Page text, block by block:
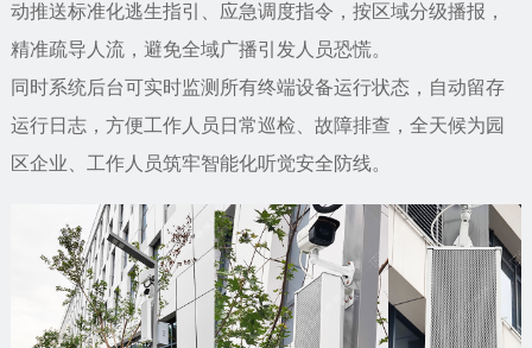
动推送标准化逃生指引、应急调度指令，按区域分级播报，
精准疏导人流，避免全域广播引发人员恐慌。
同时系统后台可实时监测所有终端设备运行状态，自动留存
运行日志，方便工作人员日常巡检、故障排查，全天候为园
区企业、工作人员筑牢智能化听觉安全防线。